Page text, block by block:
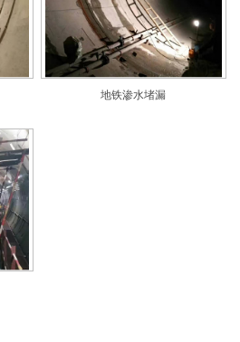
地铁渗水堵漏